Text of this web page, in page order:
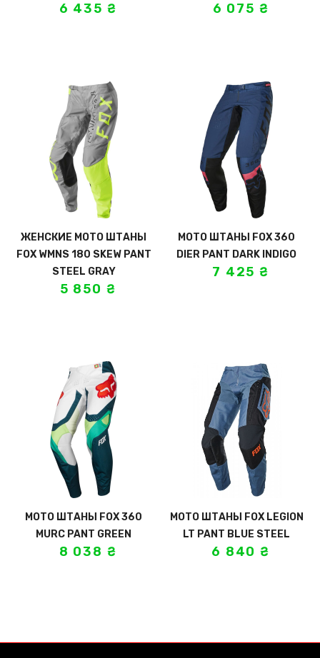
6 435 ₴ 6 075 ₴
ЖЕНСКИЕ МОТО ШТАНЫ
FOX WMNS 180 SKEW PANT
STEEL GRAY
5 850 ₴
МОТО ШТАНЫ FOX 360
DIER PANT DARK INDIGO
7 425 ₴
МОТО ШТАНЫ FOX 360
MURC PANT GREEN
8 038 ₴
МОТО ШТАНЫ FOX LEGION
LT PANT BLUE STEEL
6 840 ₴